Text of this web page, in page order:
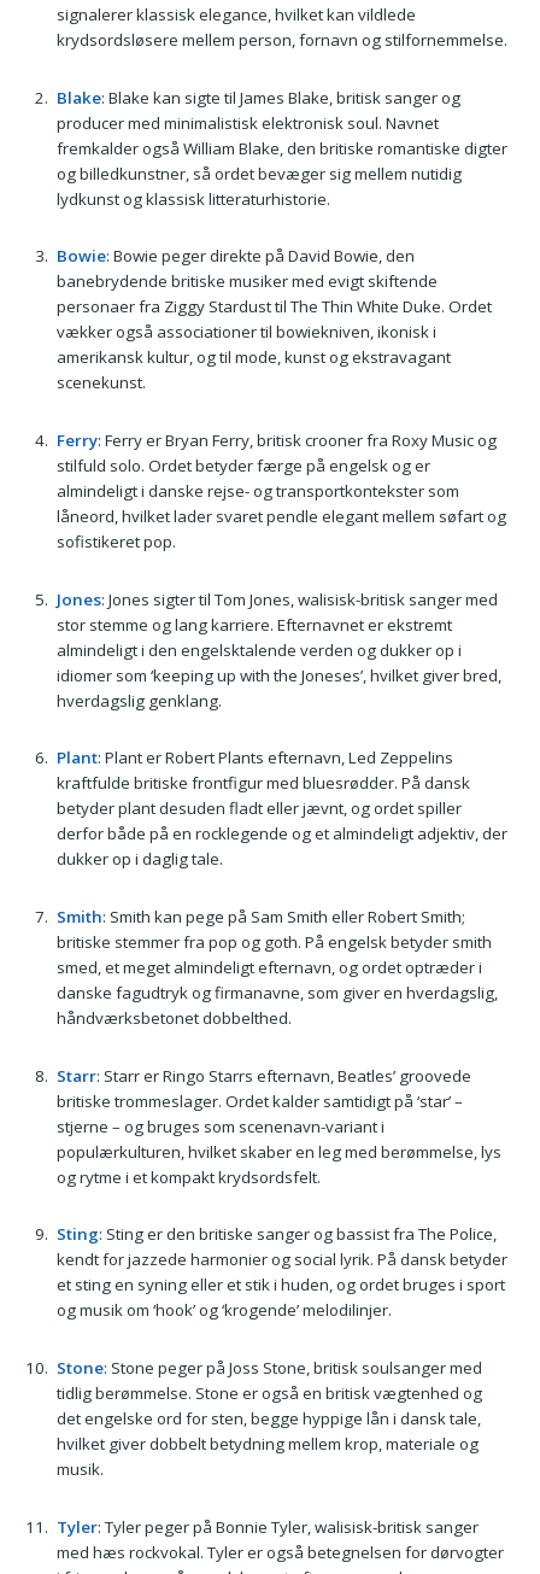
signalerer klassisk elegance, hvilket kan vildlede
krydsordsløsere mellem person, fornavn og stilfornemmelse.
Blake: Blake kan sigte til James Blake, britisk sanger og
producer med minimalistisk elektronisk soul. Navnet
fremkalder også William Blake, den britiske romantiske digter
og billedkunstner, så ordet bevæger sig mellem nutidig
lydkunst og klassisk litteraturhistorie.
Bowie: Bowie peger direkte på David Bowie, den
banebrydende britiske musiker med evigt skiftende
personaer fra Ziggy Stardust til The Thin White Duke. Ordet
vækker også associationer til bowiekniven, ikonisk i
amerikansk kultur, og til mode, kunst og ekstravagant
scenekunst.
Ferry: Ferry er Bryan Ferry, britisk crooner fra Roxy Music og
stilfuld solo. Ordet betyder færge på engelsk og er
almindeligt i danske rejse- og transportkontekster som
låneord, hvilket lader svaret pendle elegant mellem søfart og
sofistikeret pop.
Jones: Jones sigter til Tom Jones, walisisk-britisk sanger med
stor stemme og lang karriere. Efternavnet er ekstremt
almindeligt i den engelsktalende verden og dukker op i
idiomer som ‘keeping up with the Joneses’, hvilket giver bred,
hverdagslig genklang.
Plant: Plant er Robert Plants efternavn, Led Zeppelins
kraftfulde britiske frontfigur med bluesrødder. På dansk
betyder plant desuden fladt eller jævnt, og ordet spiller
derfor både på en rocklegende og et almindeligt adjektiv, der
dukker op i daglig tale.
Smith: Smith kan pege på Sam Smith eller Robert Smith;
britiske stemmer fra pop og goth. På engelsk betyder smith
smed, et meget almindeligt efternavn, og ordet optræder i
danske fagudtryk og firmanavne, som giver en hverdagslig,
håndværksbetonet dobbelthed.
Starr: Starr er Ringo Starrs efternavn, Beatles’ groovede
britiske trommeslager. Ordet kalder samtidigt på ‘star’ –
stjerne – og bruges som scenenavn-variant i
populærkulturen, hvilket skaber en leg med berømmelse, lys
og rytme i et kompakt krydsordsfelt.
Sting: Sting er den britiske sanger og bassist fra The Police,
kendt for jazzede harmonier og social lyrik. På dansk betyder
et sting en syning eller et stik i huden, og ordet bruges i sport
og musik om ‘hook’ og ‘krogende’ melodilinjer.
Stone: Stone peger på Joss Stone, britisk soulsanger med
tidlig berømmelse. Stone er også en britisk vægtenhed og
det engelske ord for sten, begge hyppige lån i dansk tale,
hvilket giver dobbelt betydning mellem krop, materiale og
musik.
Tyler: Tyler peger på Bonnie Tyler, walisisk-britisk sanger
med hæs rockvokal. Tyler er også betegnelsen for dørvogter